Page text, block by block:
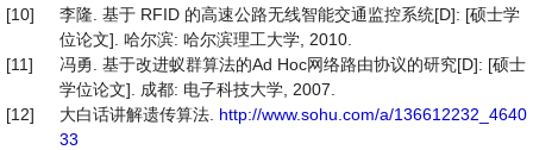
[10]
李隆. 基于 RFID 的高速公路无线智能交通监控系统[D]: [硕士学
位论文]. 哈尔滨: 哈尔滨理工大学, 2010.
[11]
冯勇. 基于改进蚁群算法的Ad Hoc网络路由协议的研究[D]: [硕士
学位论文]. 成都: 电子科技大学, 2007.
[12]
大白话讲解遗传算法. http://www.sohu.com/a/136612232_4640
33